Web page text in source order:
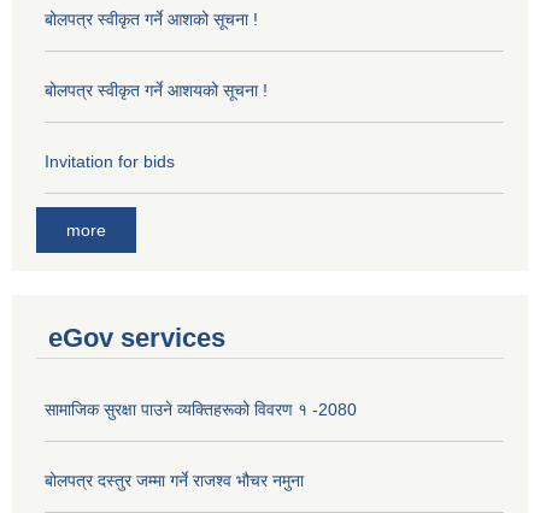
बोलपत्र स्वीकृत गर्ने आशको सूचना !
बोलपत्र स्वीकृत गर्ने आशयको सूचना !
Invitation for bids
more
eGov services
सामाजिक सुरक्षा पाउने व्यक्तिहरूको विवरण १ -2080
बोलपत्र दस्तुर जम्मा गर्ने राजश्व भौचर नमुना